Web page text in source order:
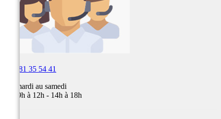
03 81 35 54 41
Du mardi au samedi
de 09h à 12h - 14h à 18h